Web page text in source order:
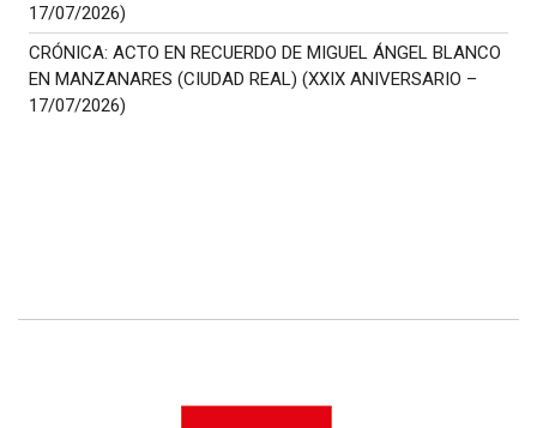
17/07/2026)
CRÓNICA: ACTO EN RECUERDO DE MIGUEL ÁNGEL BLANCO
EN MANZANARES (CIUDAD REAL) (XXIX ANIVERSARIO –
17/07/2026)